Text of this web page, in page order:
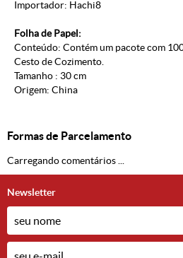
Importador: Hachi8
Folha de Papel:
Conteúdo: Contém um pacote com
Cesto de Cozimento.
Tamanho : 30 cm
Origem: China
Formas de Parcelamento
Carregando comentários ...
Newsletter